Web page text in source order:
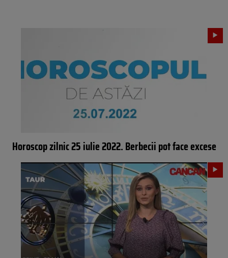
Horoscop zilnic 25 iulie 2022. Berbecii pot face excese